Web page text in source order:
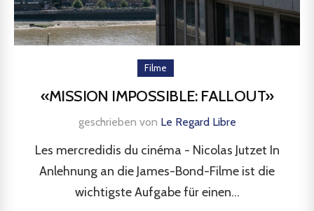
Filme
«MISSION IMPOSSIBLE: FALLOUT»
geschrieben von Le Regard Libre
Les mercredidis du cinéma - Nicolas Jutzet In
Anlehnung an die James-Bond-Filme ist die
wichtigste Aufgabe für einen...